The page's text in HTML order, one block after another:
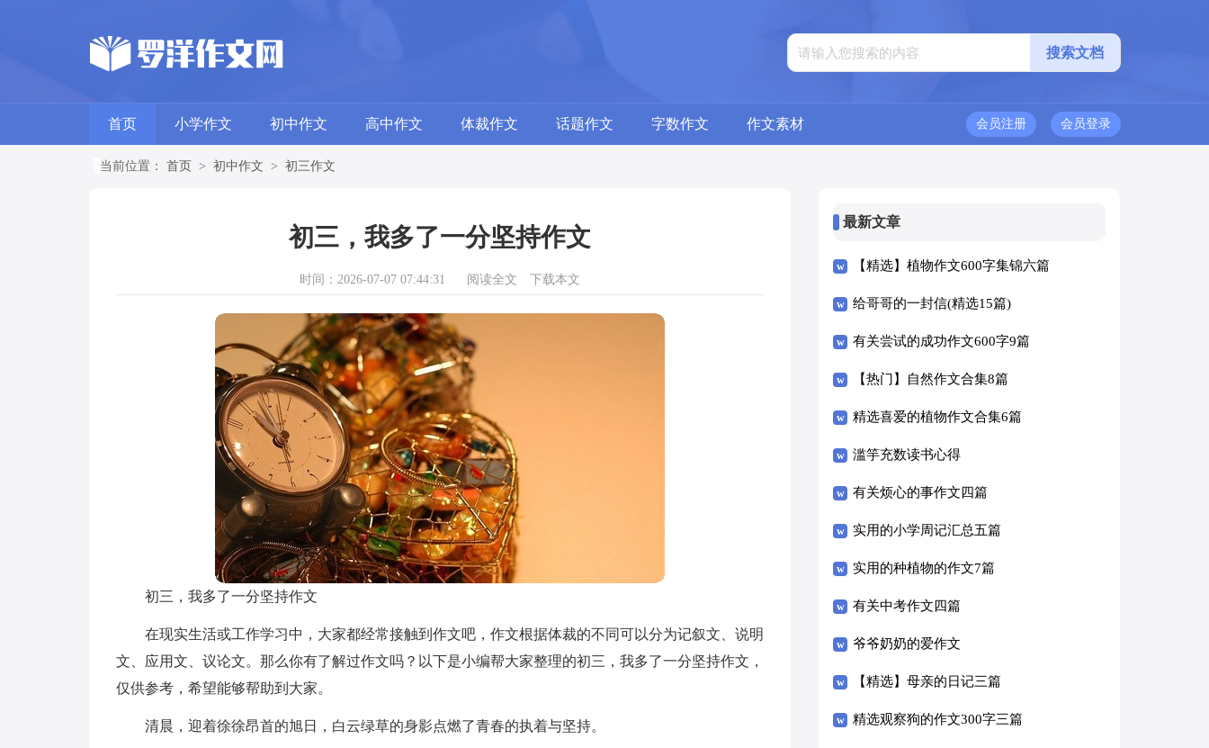
首页 小学作文 初中作文 高中作文 体裁作文 话题作文 字数作文 作文素材 会员登录
会员注册
当前位置： 首页 > 初中作文 > 初三作文
初三，我多了一分坚持作文
时间：2026-07-07 07:44:31 阅读全文 下载本文
初三，我多了一分坚持作文
在现实生活或工作学习中，大家都经常接触到作文吧，作文根据体裁的不同可以分为记叙文、说明
文、应用文、议论文。那么你有了解过作文吗？以下是小编帮大家整理的初三，我多了一分坚持作文，
仅供参考，希望能够帮助到大家。
清晨，迎着徐徐昂首的旭日，白云绿草的身影点燃了青春的执着与坚持。
最新文章
【精选】植物作文600字集锦六篇
给哥哥的一封信(精选15篇)
有关尝试的成功作文600字9篇
【热门】自然作文合集8篇
精选喜爱的植物作文合集6篇
滥竽充数读书心得
有关烦心的事作文四篇
实用的小学周记汇总五篇
实用的种植物的作文7篇
有关中考作文四篇
爷爷奶奶的爱作文
【精选】母亲的日记三篇
精选观察狗的作文300字三篇